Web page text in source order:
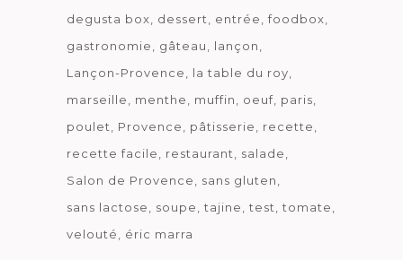
degusta box
dessert entrée
foodbox
gastronomie
gâteau
lançon
Lançon-Provence
la table du roy
marseille
menthe muffin oeuf paris
poulet
Provence pâtisserie
recette
recette facile
restaurant
salade
Salon de Provence
sans gluten
sans lactose
soupe tajine test
tomate
velouté
éric marra